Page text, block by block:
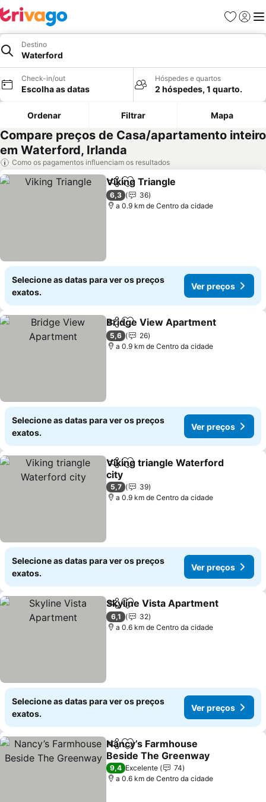
Favoritos
Iniciar
Destino
Waterford
Check-in/out
Escolha as datas
Hóspedes e quartos
2 hóspedes, 1 quarto.
Ordenar Filtrar Mapa
Compare preços de Casa/apartamento inteiro
em Waterford, Irlanda
Como os pagamentos influenciam os resultados
PartilharAdicionar aos favoritos
Viking Triangle
6,3
36
a 0.9 km de Centro da cidade
Selecione as datas para ver os preços
exatos.
Ver preços
PartilharAdicionar aos favoritos
Bridge View Apartment
5,6
26
a 0.9 km de Centro da cidade
Selecione as datas para ver os preços
exatos.
Ver preços
PartilharAdicionar aos favoritos
Viking triangle Waterford
city
Ver preços
5,7
39
a 0.9 km de Centro da cidade
Selecione as datas para ver os preços
exatos.
Ver preços
PartilharAdicionar aos favoritos
Skyline Vista Apartment
6,1
32
a 0.6 km de Centro da cidade
Selecione as datas para ver os preços
exatos.
Ver preços
PartilharAdicionar aos favoritos
Nancy’s Farmhouse
Beside The Greenway
Ver preços
9,4 Excelente
74
a 0.6 km de Centro da cidade